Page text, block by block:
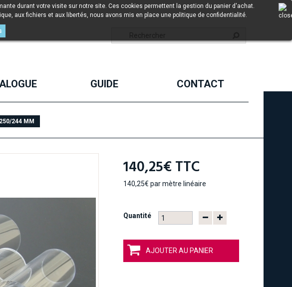
GUIDE CONTACT
durant votre visite sur notre site. Ces cookies permettent la gestion du panier d'achat.
aux fichiers et aux libertés, nous avons mis en place une politique de confidentialité.
244 MM
140,25€TTC
140,25€ par mètre linéaire
Quantité
AJOUTER AU PANIER